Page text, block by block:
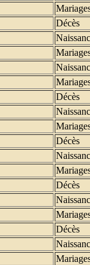
Décès
Décès
Décès
Décès
Décès